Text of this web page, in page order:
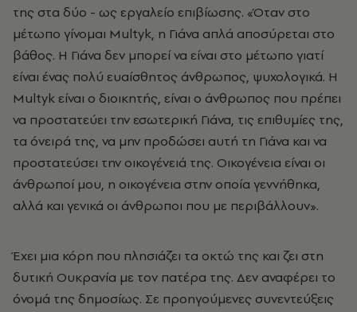
της στα δύο - ως εργαλείο επιβίωσης. «Όταν στο
μέτωπο γίνομαι Multyk, η Γιάνα απλά αποσύρεται στο
βάθος. Η Γιάνα δεν μπορεί να είναι στο μέτωπο γιατί
είναι ένας πολύ ευαίσθητος άνθρωπος, ψυχολογικά. Η
Multyk είναι ο διοικητής, είναι ο άνθρωπος που πρέπει
να προστατεύει την εσωτερική Γιάνα, τις επιθυμίες της,
τα όνειρά της, να μην προδώσει αυτή τη Γιάνα και να
προστατεύσει την οικογένειά της. Οικογένεια είναι οι
άνθρωποί μου, η οικογένεια στην οποία γεννήθηκα,
αλλά και γενικά οι άνθρωποι που με περιβάλλουν».
Έχει μια κόρη που πλησιάζει τα οκτώ της και ζει στη
δυτική Ουκρανία με τον πατέρα της. Δεν αναφέρει το
όνομά της δημοσίως. Σε προηγούμενες συνεντεύξεις